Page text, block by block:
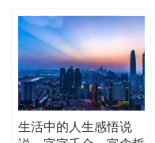
生活中的人生感悟说